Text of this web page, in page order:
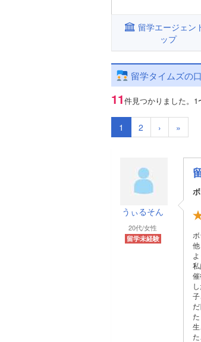
留学エージェン
ップ
留学タイムズの
11件見つかりました。 1
1 2 › »
うぃるそん
20代/女性
留学未経験